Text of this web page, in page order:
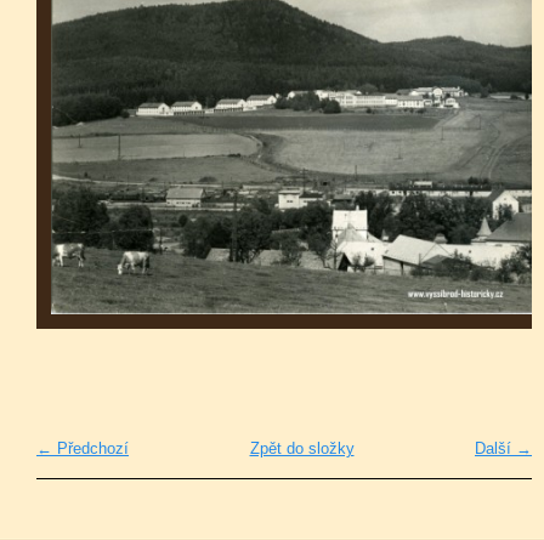
← Předchozí Další →
Zpět do složky